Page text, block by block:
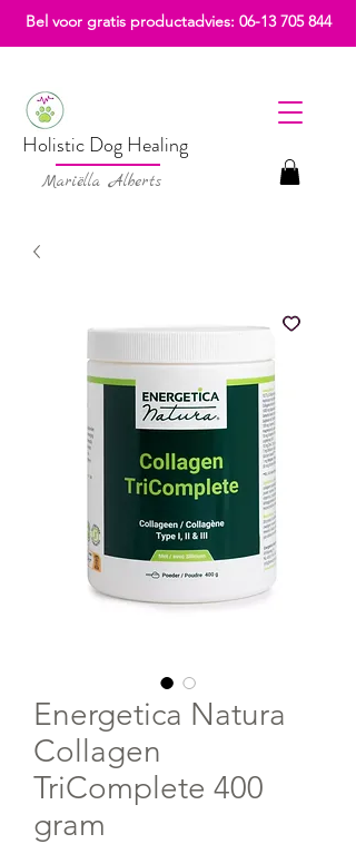
Holistic Dog Healing
Mariëlla Alberts
Bel voor gratis productadvies: 06-13 705 844
Energetica Natura
Collagen
TriComplete 400
gram